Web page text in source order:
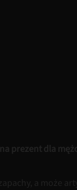
prezent dla
a może